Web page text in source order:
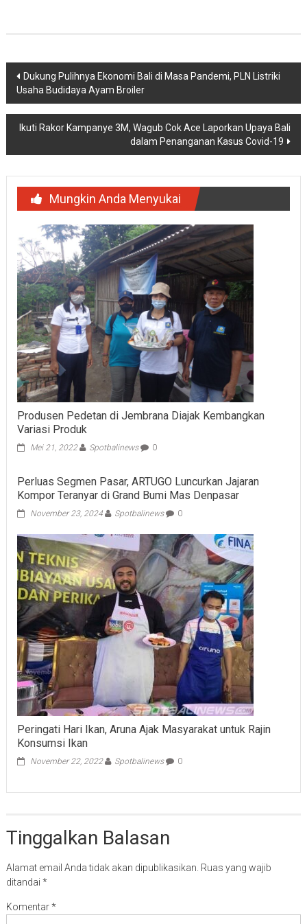
Navigasi
pos
Dukung Pulihnya Ekonomi Bali di Masa Pandemi, PLN Listriki
Usaha Budidaya Ayam Broiler
Ikuti Rakor Kampanye 3M, Wagub Cok Ace Laporkan Upaya Bali
dalam Penanganan Kasus Covid-19
Mungkin Anda Menyukai
Produsen Pedetan di Jembrana Diajak Kembangkan
Variasi Produk
Mei 21, 2022 Spotbalinews 0
Perluas Segmen Pasar, ARTUGO Luncurkan Jajaran
Kompor Teranyar di Grand Bumi Mas Denpasar
November 23, 2024 Spotbalinews 0
Peringati Hari Ikan, Aruna Ajak Masyarakat untuk Rajin
Konsumsi Ikan
November 22, 2022 Spotbalinews 0
Tinggalkan Balasan
Alamat email Anda tidak akan dipublikasikan. Ruas yang wajib
ditandai *
Komentar*